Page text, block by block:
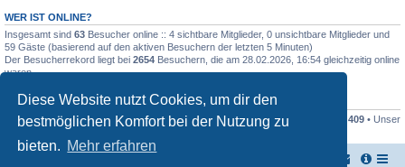
Diese Website nutzt Cookies, um dir den
bestmöglichen Komfort bei der Nutzung zu
bieten. Mehr erfahren
WER IST ONLINE?
Insgesamt sind 63 Besucher online :: 4 sichtbare Mitglieder, 0 unsichtbare Mitglieder und
59 Gäste (basierend auf den aktiven Besuchern der letzten 5 Minuten)
Der Besucherrekord liegt bei 2654 Besuchern, die am 28.02.2026, 16:54 gleichzeitig online
waren.
STATISTIK
Beiträge insgesamt161445• Themen insgesamt17948• Mitglieder insgesamt 409 • Unser
neuestes Mitglied: